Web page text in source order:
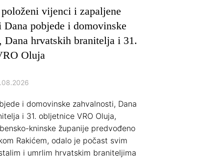
vijenci i zapaljene
Dana pobjede i domovinske
Dana hrvatskih branitelja i 31.
Oluja
i domovinske zahvalnosti, Dana
i 31. obljetnice VRO Oluja,
kninske županije predvođeno
Rakićem, odalo je počast svim
i umrlim hrvatskim braniteljima